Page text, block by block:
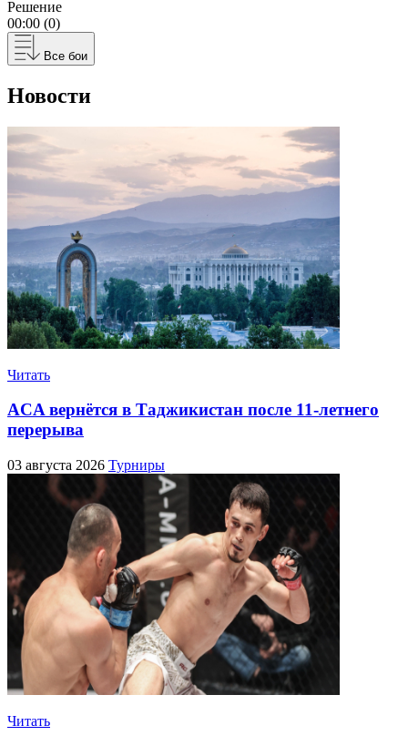
Решение
00:00 (0)
Все бои
Новости
Читать
ACA вернётся в Таджикистан после 11-летнего
перерыва
03 августа 2026 Турниры
Читать